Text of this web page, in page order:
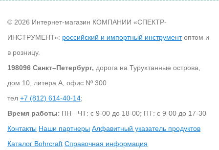
© 2026 Интернет-магазин КОМПАНИИ «СПЕКТР-
ИНСТРУМЕНТ»: российский и импортный инструментоптом и
в розницу.
198096 Санкт–Петербург, дорога на Турухтанные острова,
дом 10, литера А, офис Nº 300
тел +7 (812) 614-40-14;
Время работы: ПН - ЧТ: с 9-00 до 18-00; ПТ: с 9-00 до 17-30
Контакты Наши партнеры Алфавитный указатель продуктов
Каталог Bohrcraft Справочная информация